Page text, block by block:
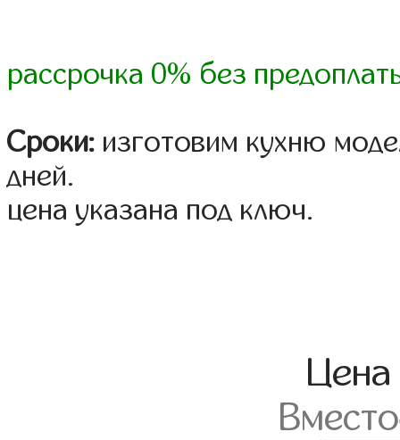
рассрочка 0% без
Сроки: изготовим кухню
дней.
цена указана под ключ.
Вместо